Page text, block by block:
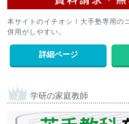
本サイトのイチオシ！大手塾専用の
併用がしやすい。
詳細ページ
学研の家庭教師